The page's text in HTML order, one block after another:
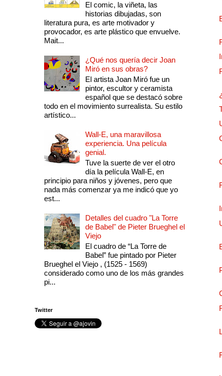
El comic, la viñeta, las
historias dibujadas, son
literatura pura, es arte motivador y
provocador, es arte plástico que envuelve.
Mait...
¿Qué nos quería decir Joan
Miró en sus obras?
El artista Joan Miró fue un
pintor, escultor y ceramista
español que se destacó sobre
todo en el movimiento surrealista. Su estilo
artístico...
Wall-E, una maravillosa
experiencia. Una película
genial.
Tuve la suerte de ver el otro
día la película Wall-E, en
principio para niños y jóvenes, pero que
nada más comenzar ya me indicó que yo
est...
Detalles del cuadro "La Torre
de Babel" de Pieter Brueghel el
Viejo
El cuadro de “La Torre de
Babel” fue pintado por Pieter
Brueghel el Viejo , (1525 - 1569)
considerado como uno de los más grandes
pi...
Twitter